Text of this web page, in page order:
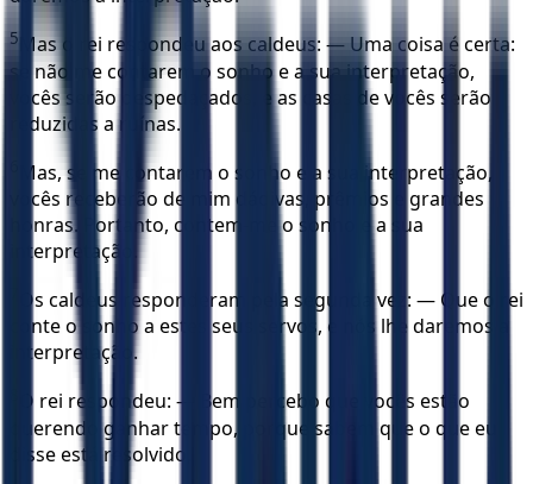
5
Mas o rei respondeu aos caldeus: — Uma coisa é certa:
se não me contarem o sonho e a sua interpretação,
vocês serão despedaçados, e as casas de vocês serão
reduzidas a ruínas.
Mas, se me contarem o sonho e a sua interpretação,
vocês receberão de mim dádivas, prêmios e grandes
honras. Portanto, contem-me o sonho e a sua
interpretação.
Os caldeus responderam pela segunda vez: — Que o rei
conte o sonho a estes seus servos, e nós lhe daremos a
interpretação.
O rei respondeu: — Bem percebo que vocês estão
querendo ganhar tempo, porque sabem que o que eu
disse está resolvido,